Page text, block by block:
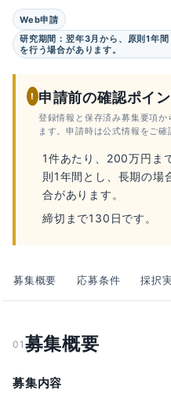
Web申請
研究期間：翌年3月から、原則1年
を行う場合があります。
! 申請前の確認ポイ
登録情報と保存済み募集要項
ます。申請時は公式情報をご確
1件あたり、200万円ま
則1年間とし、長期の場
合があります。
締切まで130日です。
募集概要 応募条件 採択
01 募集概要
募集内容